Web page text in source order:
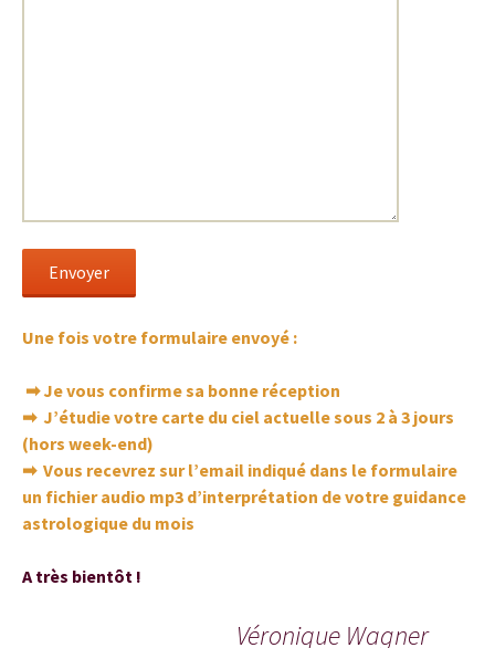
Une fois votre formulaire envoyé :
➡ Je vous confirme sa bonne réception
➡ J’étudie votre carte du ciel actuelle sous 2 à 3 jours
(hors week-end)
➡ Vous recevrez sur l’email indiqué dans le formulaire
un fichier audio mp3 d’interprétation de votre guidance
astrologique du mois
A très bientôt !
Véronique Wagner